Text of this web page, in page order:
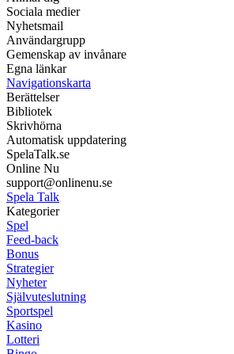
Sociala medier
Nyhetsmail
Användargrupp
Gemenskap av invånare
Egna länkar
Navigationskarta
Berättelser
Bibliotek
Skrivhörna
Automatisk uppdatering
SpelaTalk.se
Online Nu
support@onlinenu.se
Spela Talk
Kategorier
Spel
Feed-back
Bonus
Strategier
Nyheter
Självuteslutning
Sportspel
Kasino
Lotteri